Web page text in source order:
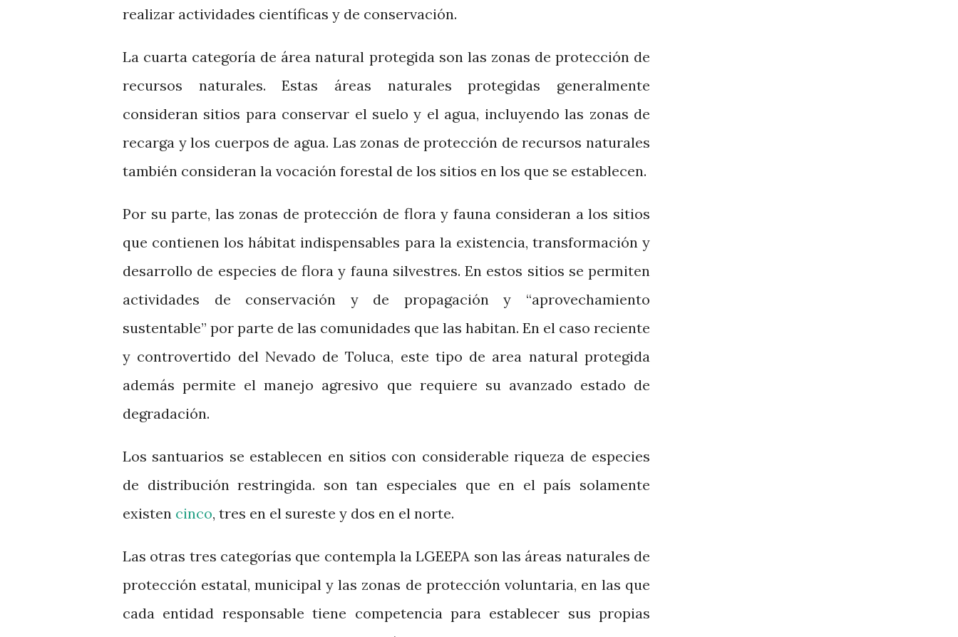
realizar actividades científicas y de conservación.
La cuarta categoría de área natural protegida son las zonas de protección de
recursos naturales. Estas áreas naturales protegidas generalmente
consideran sitios para conservar el suelo y el agua, incluyendo las zonas de
recarga y los cuerpos de agua. Las zonas de protección de recursos naturales
también consideran la vocación forestal de los sitios en los que se establecen.
Por su parte, las zonas de protección de flora y fauna consideran a los sitios
que contienen los hábitat indispensables para la existencia, transformación y
desarrollo de especies de flora y fauna silvestres. En estos sitios se permiten
actividades de conservación y de propagación y “aprovechamiento
sustentable” por parte de las comunidades que las habitan. En el caso reciente
y controvertido del Nevado de Toluca, este tipo de area natural protegida
además permite el manejo agresivo que requiere su avanzado estado de
degradación.
Los santuarios se establecen en sitios con considerable riqueza de especies
de distribución restringida. son tan especiales que en el país solamente
existen cinco, tres en el sureste y dos en el norte.
Las otras tres categorías que contempla la LGEEPA son las áreas naturales de
protección estatal, municipal y las zonas de protección voluntaria, en las que
cada entidad responsable tiene competencia para establecer sus propias